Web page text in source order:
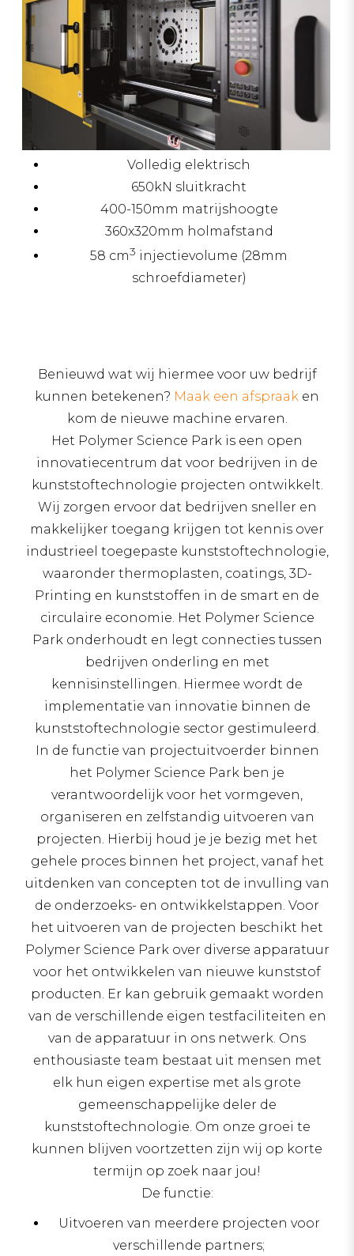
Volledig elektrisch
650kN sluitkracht
400-150mm matrijshoogte
360x320mm holmafstand
58 cm3 injectievolume (28mm
schroefdiameter)
Benieuwd wat wij hiermee voor uw bedrijf
kunnen betekenen? Maak een afspraak en
kom de nieuwe machine ervaren.
Het Polymer Science Park is een open
innovatiecentrum dat voor bedrijven in de
kunststoftechnologie projecten ontwikkelt.
Wij zorgen ervoor dat bedrijven sneller en
makkelijker toegang krijgen tot kennis over
industrieel toegepaste kunststoftechnologie,
waaronder thermoplasten, coatings, 3D-
Printing en kunststoffen in de smart en de
circulaire economie. Het Polymer Science
Park onderhoudt en legt connecties tussen
bedrijven onderling en met
kennisinstellingen. Hiermee wordt de
implementatie van innovatie binnen de
kunststoftechnologie sector gestimuleerd.
In de functie van projectuitvoerder binnen
het Polymer Science Park ben je
verantwoordelijk voor het vormgeven,
organiseren en zelfstandig uitvoeren van
projecten. Hierbij houd je je bezig met het
gehele proces binnen het project, vanaf het
uitdenken van concepten tot de invulling van
de onderzoeks- en ontwikkelstappen. Voor
het uitvoeren van de projecten beschikt het
Polymer Science Park over diverse apparatuur
voor het ontwikkelen van nieuwe kunststof
producten. Er kan gebruik gemaakt worden
van de verschillende eigen testfaciliteiten en
van de apparatuur in ons netwerk. Ons
enthousiaste team bestaat uit mensen met
elk hun eigen expertise met als grote
gemeenschappelijke deler de
kunststoftechnologie. Om onze groei te
kunnen blijven voortzetten zijn wij op korte
termijn op zoek naar jou!
De functie:
Uitvoeren van meerdere projecten voor
verschillende partners;